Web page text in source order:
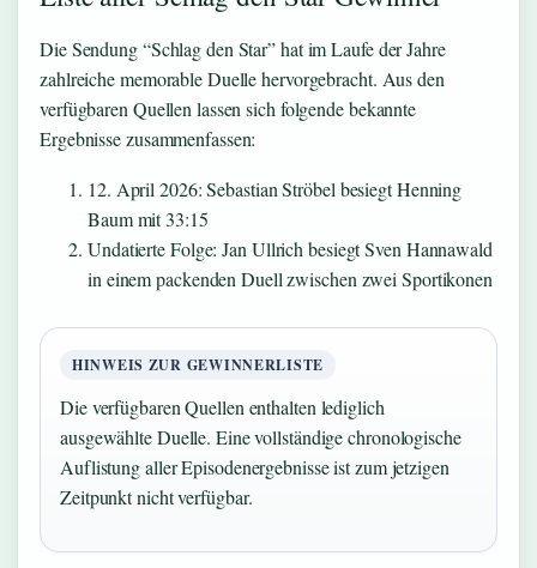
Die Sendung “Schlag den Star” hat im Laufe der Jahre
zahlreiche memorable Duelle hervorgebracht. Aus den
verfügbaren Quellen lassen sich folgende bekannte
Ergebnisse zusammenfassen:
12. April 2026: Sebastian Ströbel besiegt Henning
Baum mit 33:15
Undatierte Folge: Jan Ullrich besiegt Sven Hannawald
in einem packenden Duell zwischen zwei Sportikonen
HINWEIS ZUR GEWINNERLISTE
Die verfügbaren Quellen enthalten lediglich
ausgewählte Duelle. Eine vollständige chronologische
Auflistung aller Episodenergebnisse ist zum jetzigen
Zeitpunkt nicht verfügbar.